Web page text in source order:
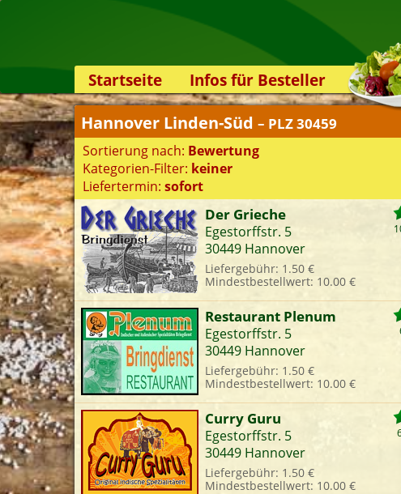
Startseite
Infos für Besteller
Lieferservice-App
Weiterempfehlen
Newsletter
Sicherheit
Kontakt
Pizza
Hannover Linden-Süd – PLZ 30459
Sortierung nach: Bewertung
Kategorien-Filter: keiner
Liefertermin: sofort
Der Grieche
Egestorffstr. 5
30449 Hannover
Liefergebühr: 1.50 €
Mindestbestellwert: 10.00 €
Restaurant Plenum
Egestorffstr. 5
30449 Hannover
Liefergebühr: 1.50 €
Mindestbestellwert: 10.00 €
Curry Guru
Egestorffstr. 5
30449 Hannover
Liefergebühr: 1.50 €
Mindestbestellwert: 10.00 €